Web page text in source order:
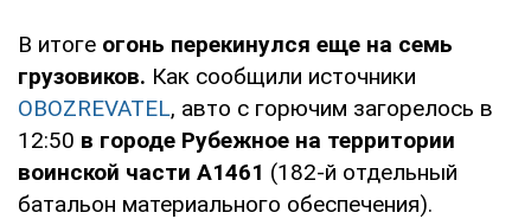
В итоге огонь перекинулся еще на семь
грузовиков. Как сообщили источники
OBOZREVATEL, авто с горючим загорелось в
12:50 в городе Рубежное на территории
воинской части А1461 (182-й отдельный
батальон материального обеспечения).